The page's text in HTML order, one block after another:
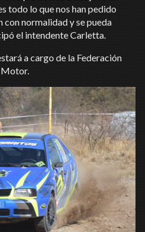
todo lo que nos han pedido
con normalidad y se pueda
el intendente Carletta.
a cargo de la Federación
Motor.